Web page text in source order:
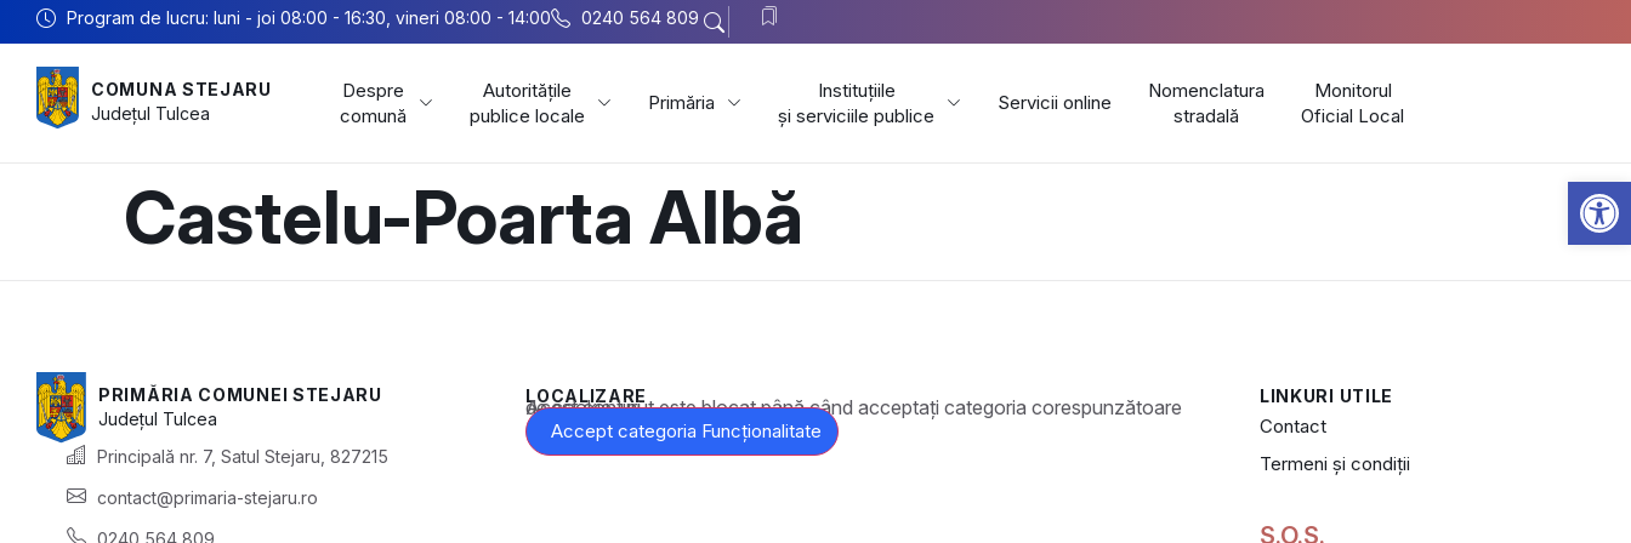
Program de lucru: luni - joi 08:00 - 16:30, vineri 08:00 - 14:00 0240 564 809
COMUNA STEJARU
Județul Tulcea
Despre
comună
Autoritățile
publice locale
Primăria
Instituțiile
și serviciile publice
Servicii online
Nomenclatura
stradală
Monitorul
Oficial Local
Castelu-Poarta Albă
PRIMĂRIA COMUNEI STEJARU
Județul Tulcea
Principală nr. 7, Satul Stejaru, 827215
contact@primaria-stejaru.ro
0240 564 809
LOCALIZARE
Acest conținut este blocat până când acceptați categoria corespunzătoare de cookie-uri.
Accept categoria Funcționalitate
LINKURI UTILE
Contact
Termeni și condiții
S.O.S.